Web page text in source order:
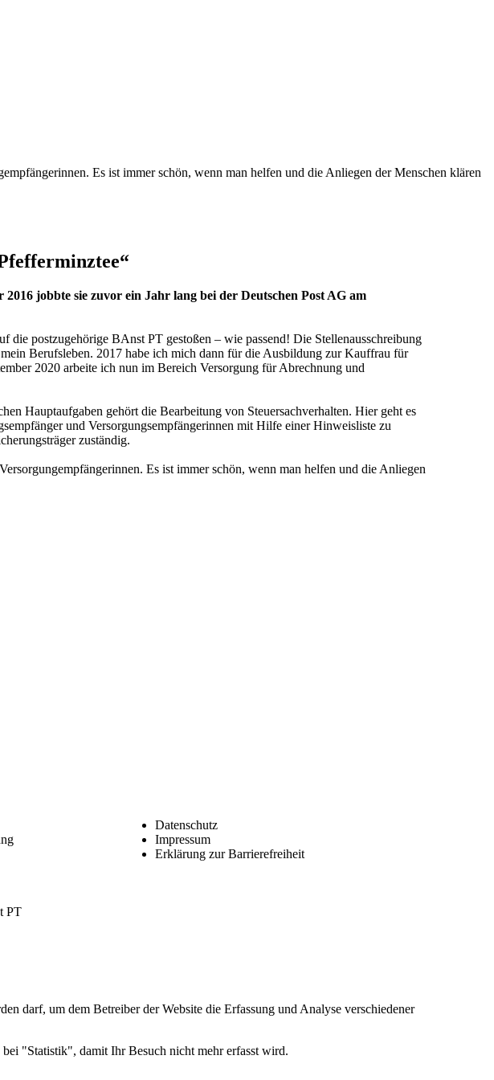
Es ist immer schön, wenn man helfen und die Anliegen der Menschen klären
jobbte sie zuvor ein Jahr lang bei der Deutschen Post AG am
die postzugehörige BAnst PT gestoßen – wie passend! Die Stellenausschreibung
Berufsleben. 2017 habe ich mich dann für die Ausbildung zur Kauffrau für
2020 arbeite ich nun im Bereich Versorgung für Abrechnung und
Hauptaufgaben gehört die Bearbeitung von Steuersachverhalten. Hier geht es
und Versorgungsempfängerinnen mit Hilfe einer Hinweisliste zu
zuständig.
Es ist immer schön, wenn man helfen und die Anliegen
PT
Datenschutz
Impressum
Erklärung zur Barrierefreiheit
darf, um dem Betreiber der Website die Erfassung und Analyse verschiedener
"Statistik", damit Ihr Besuch nicht mehr erfasst wird.